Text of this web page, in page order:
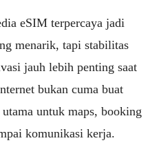
eSIM terpercaya jadi
menarik, tapi stabilitas
jauh lebih penting saat
bukan cuma buat
untuk maps, booking
komunikasi kerja.